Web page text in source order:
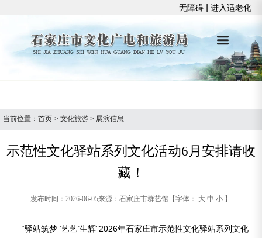
无障碍 |进入适老化
当前位置：首页 >文化旅游 > 展演信息
示范性文化驿站系列文化活动6月安排请收
藏！
发布时间：2026-06-05来源：石家庄市群艺馆 【字体： 大 中 小 】
“驿站筑梦 ‘艺艺’生辉”2026年石家庄市示范性文化驿站系列文化